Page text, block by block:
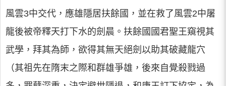
風雲3中交代，應雄隱居扶餘國，並在救了風雲2中屠
龍後被帝釋天打下水的劍晨。扶餘國國君聖王窺視其
武學，拜其為師，欲得其無天絕劍以助其破藏龍穴
（其祖先在隋末之際和群雄爭雄，後來自覺殺戮過